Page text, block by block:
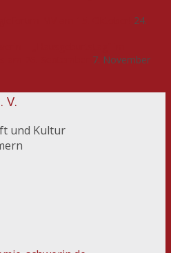
24.
7. November
V.
und Kultur